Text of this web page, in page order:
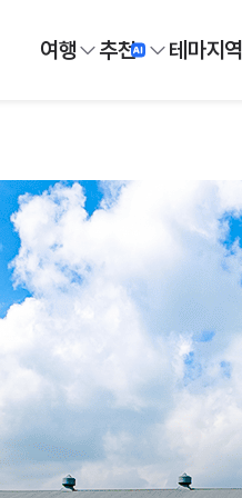
여행 추천 테마지역